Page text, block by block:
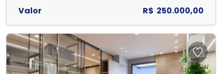
Valor R$ 250.000,00